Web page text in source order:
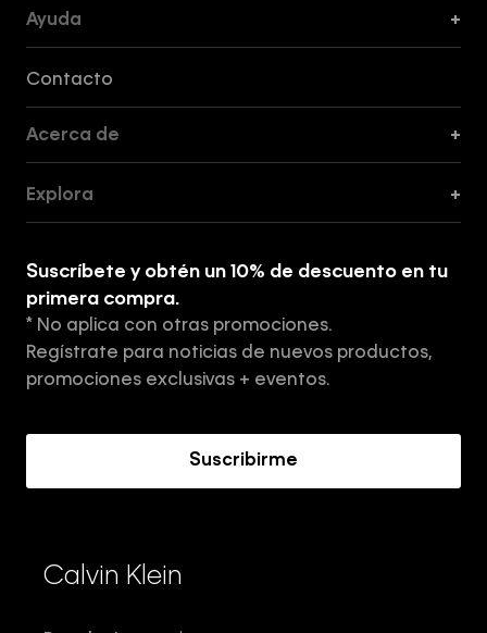
Ayuda +
Contacto
Acerca de +
Tiendas
Aviso de privacidad
Términos y Condiciones
Explora +
Suscríbete y obtén un 10% de descuento en tu
primera compra.
* No aplica con otras promociones.
Regístrate para noticias de nuevos productos,
promociones exclusivas + eventos.
Suscribirme
Calvin Klein